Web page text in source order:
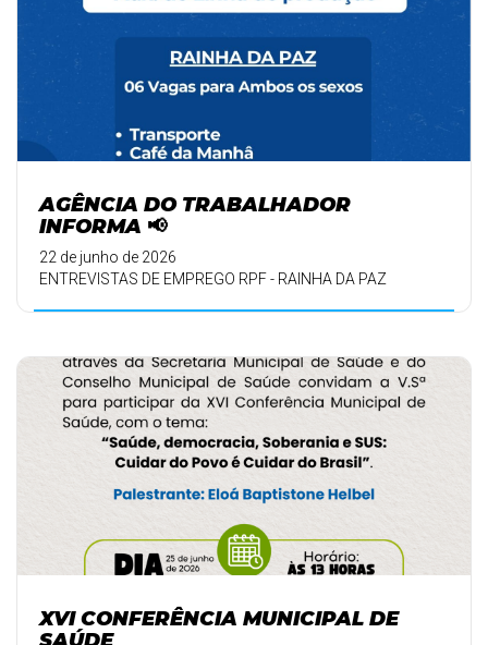
AGÊNCIA DO TRABALHADOR
INFORMA 📢
22 de junho de 2026
ENTREVISTAS DE EMPREGO RPF - RAINHA DA PAZ
XVI CONFERÊNCIA MUNICIPAL DE